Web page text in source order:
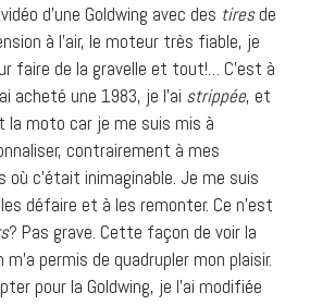
d’une Goldwing avec des tiresde
à l’air, le moteur très fiable, je
faire de la gravelle et tout!… C’est à
acheté une 1983, je l’ai strippée, et
la moto car je me suis mis à
contrairement à mes
où c’était inimaginable. Je me suis
défaire et à les remonter. Ce n’est
? Pas grave. Cette façon de voir la
permis de quadrupler mon plaisir.
pour la Goldwing, je l’ai modifiée